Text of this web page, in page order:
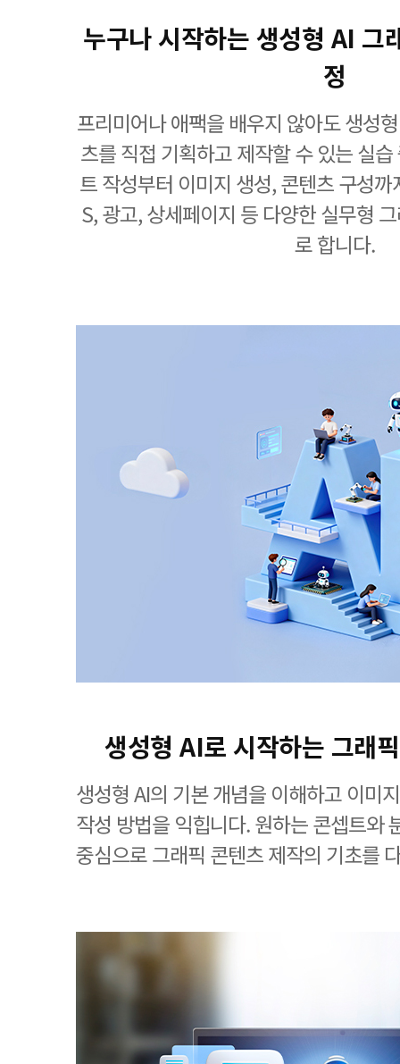
누구나 시작하는 생성형 AI 그
정
프리미어나 애팩을 배우지 않아도 생성
츠를 직접 기획하고 제작할 수 있는 실
트 작성부터 이미지 생성, 콘텐츠 구성
S, 광고, 상세페이지 등 다양한 실무형
로 합니다.
생성형 AI로 시작하는 그래
생성형 AI의 기본 개념을 이해하고 이미
작성 방법을 익힙니다. 원하는 콘셉트와
중심으로 그래픽 콘텐츠 제작의 기초를